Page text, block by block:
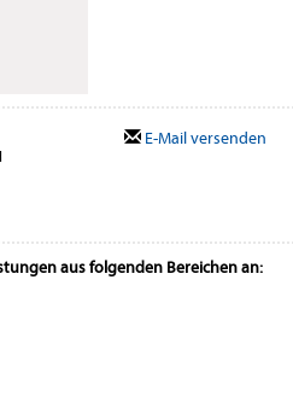
E-Mail versenden
aus folgenden Bereichen an: